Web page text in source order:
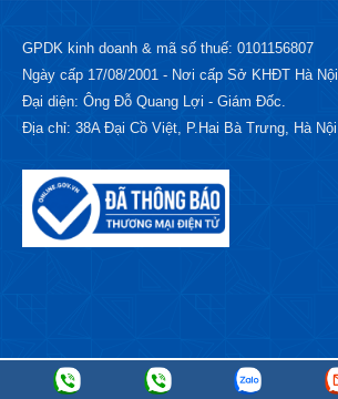
GPDK kinh doanh & mã số thuế: 0101156807
Ngày cấp 17/08/2001 - Nơi cấp Sở KHĐT Hà Nội.
Đại diện: Ông Đỗ Quang Lợi - Giám Đốc.
Địa chỉ: 38A Đại Cồ Việt, P.Hai Bà Trưng, Hà Nội.